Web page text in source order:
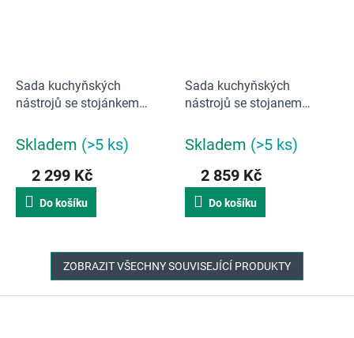
Sada kuchyňských
nástrojů se stojánkem
10568 Fusion 5
Skladem (>5 ks)
2 299 Kč
Do košíku
Sada kuchyňských
nástrojů se stojanem
10118 | barevný
Skladem (>5 ks)
2 859 Kč
Do košíku
ZOBRAZIT VŠECHNY SOUVISEJÍCÍ PRODUKTY